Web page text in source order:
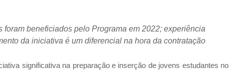
beneficiados pelo Programa em 2022; experiência
da iniciativa é um diferencial na hora da contratação
significativa na preparação e inserção de jovens estudantes no